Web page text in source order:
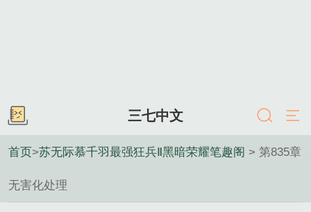
三七中文
首页>苏无际慕千羽最强狂兵Ⅱ黑暗荣耀笔趣阁 > 第835章
无害化处理